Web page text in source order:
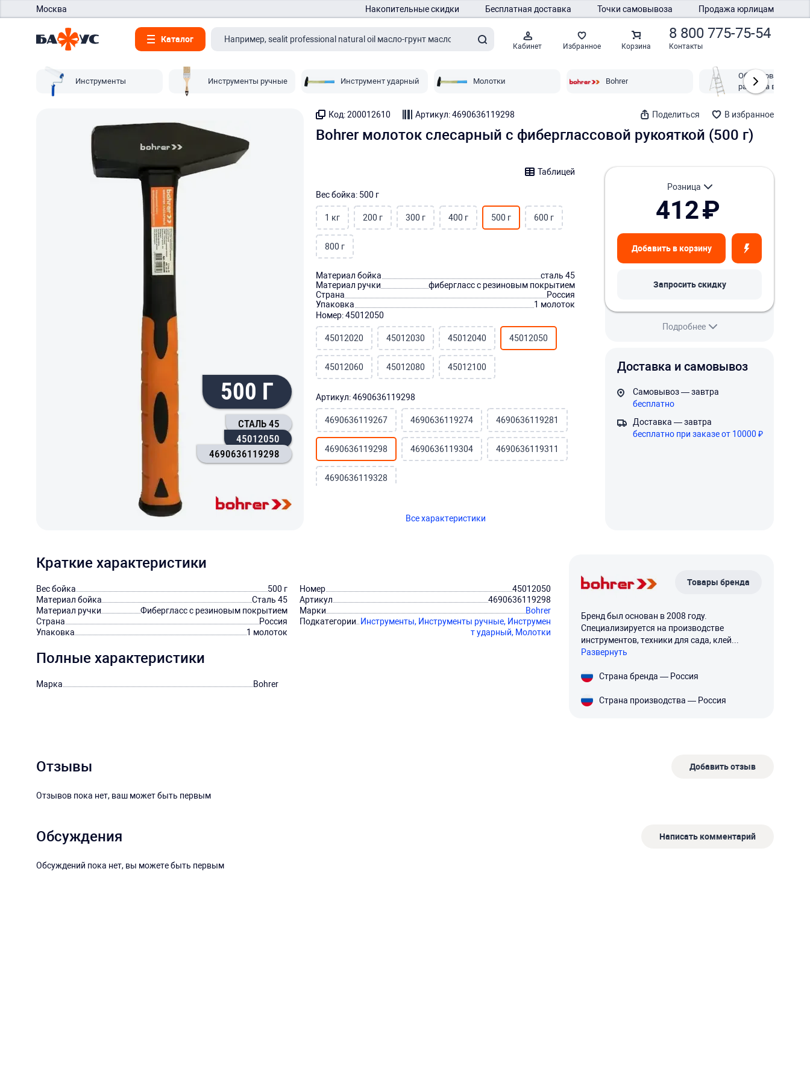
Москва Накопительные скидки Бесплатная доставка Точки самовывоза Продажа юрлицам
Каталог
Кабинет Избранное Корзина
8 800 775-75-54
Контакты
Инструменты Инструменты ручные Инструмент ударный Молотки Bohrer
Оборудование для
работ на высоте
500 Г
СТАЛЬ 45
45012050
4690636119298
Код: 200012610 Артикул: 4690636119298 Поделиться В избранное
Bohrer молоток слесарный с фиберглассовой рукояткой (500 г)
Таблицей
Вес бойка: 500 г
1 кг 200 г 300 г 400 г 500 г 600 г
800 г
Материал бойка
сталь 45
Материал ручки
фибергласс с резиновым покрытием
Страна
Россия
Упаковка
1 молоток
Номер: 45012050
45012020 45012030 45012040 45012050
45012060 45012080 45012100
Артикул: 4690636119298
4690636119267 4690636119274 4690636119281
4690636119298 4690636119304 4690636119311
4690636119328
Все характеристики
розница
412₽
Добавить в корзину
Запросить скидку
Подробнее
Доставка и самовывоз
Самовывоз — завтра
бесплатно
Доставка — завтра
бесплатно при заказе от 10000 ₽
Краткие характеристики
Вес бойка
500 г
Материал бойка
Сталь 45
Материал ручки
Фибергласс с резиновым покрытием
Страна
Россия
Упаковка
1 молоток
Номер
45012050
Артикул
4690636119298
Марки
Bohrer
Подкатегории
Инструменты, Инструменты ручные, Инструмен
т ударный, Молотки
Полные характеристики
Марка Bohrer
Товары бренда
Бренд был основан в 2008 году.
Специализируется на производстве
инструментов, техники для сада, клей...
Развернуть
Страна бренда — Россия
Страна производства — Россия
Отзывы Добавить отзыв
Отзывов пока нет, ваш может быть первым
Обсуждения Написать комментарий
Обсуждений пока нет, вы можете быть первым